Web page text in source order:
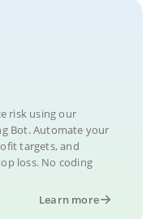
risk using our
Bot. Automate your
targets, and
loss. No coding
Learn more